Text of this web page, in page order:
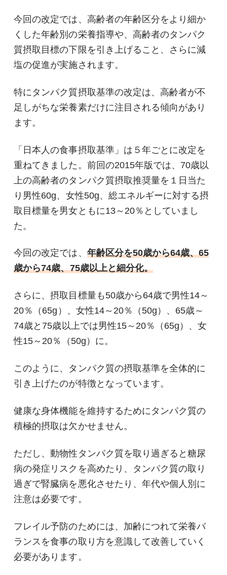
今回の改定では、高齢者の年齢区分をより細か
くした年齢別の栄養指導や、高齢者のタンパク
質摂取目標の下限を引き上げること、さらに減
塩の促進が実施されます。
特にタンパク質摂取基準の改定は、高齢者が不
足しがちな栄養素だけに注目される傾向があり
ます。
「日本人の食事摂取基準」は５年ごとに改定を
重ねてきました。前回の2015年版では、70歳以
上の高齢者のタンパク質摂取推奨量を１日当た
り男性60g、女性50g、総エネルギーに対する摂
取目標量を男女ともに13～20％としていまし
た。
今回の改定では、 年齢区分を50歳から64歳、65
歳から74歳、75歳以上と細分化。
さらに、摂取目標量も50歳から64歳で男性14～
20％（65g）、女性14～20％（50g）、65歳～
74歳と75歳以上では男性15～20％（65g）、女
性15～20％（50g）に。
このように、タンパク質の摂取基準を全体的に
引き上げたのが特徴となっています。
健康な身体機能を維持するためにタンパク質の
積極的摂取は欠かせません。
ただし、動物性タンパク質を取り過ぎると糖尿
病の発症リスクを高めたり、タンパク質の取り
過ぎで腎臓病を悪化させたり、年代や個人別に
注意は必要です。
フレイル予防のためには、加齢につれて栄養バ
ランスを食事の取り方を意識して改善していく
必要があります。